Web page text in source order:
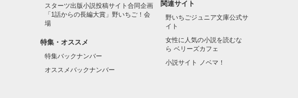
スターツ出版小説投稿サイト合同企画
「1話からの長編大賞」野いちご！会
場
特集・オススメ
特集バックナンバー
オススメバックナンバー
関連サイト
野いちごジュニア文庫公式サ
イト
女性に人気の小説を読むな
ら ベリーズカフェ
小説サイト ノベマ！